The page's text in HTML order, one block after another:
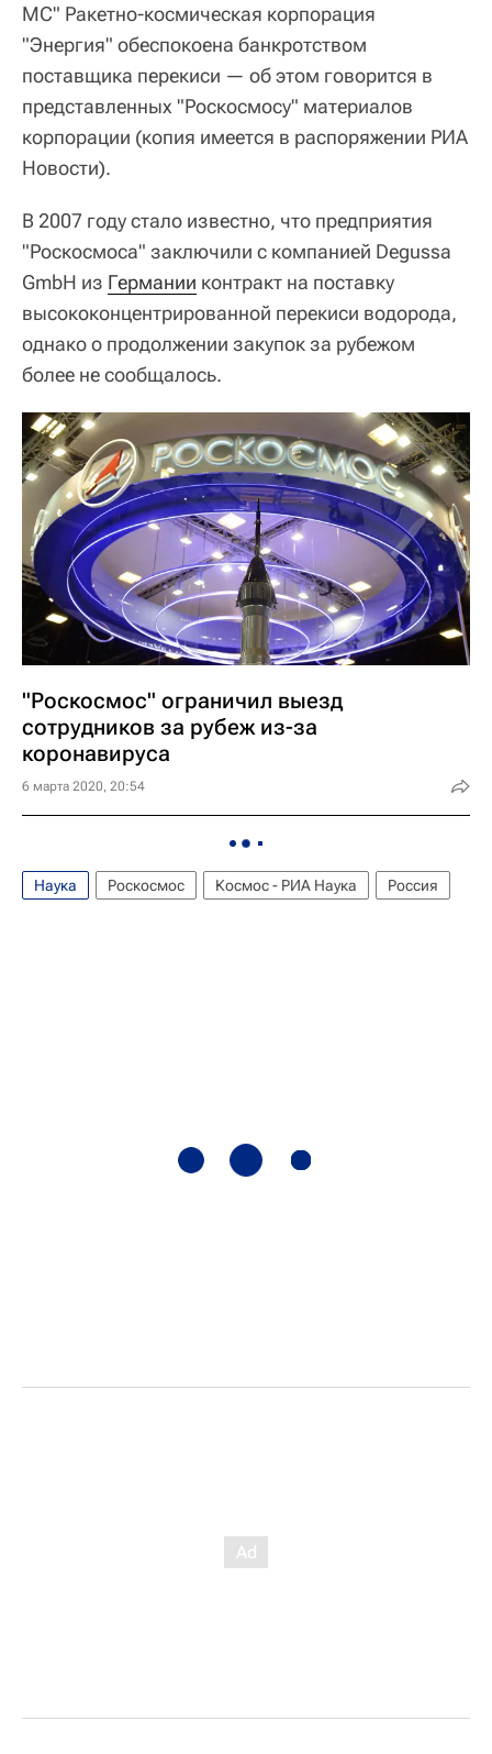
МС" Ракетно-космическая корпорация
"Энергия" обеспокоена банкротством
поставщика перекиси — об этом говорится в
представленных "Роскосмосу" материалов
корпорации (копия имеется в распоряжении РИА
Новости).
В 2007 году стало известно, что предприятия
"Роскосмоса" заключили с компанией Degussa
GmbH из Германии контракт на поставку
высококонцентрированной перекиси водорода,
однако о продолжении закупок за рубежом
более не сообщалось.
"Роскосмос" ограничил выезд
сотрудников за рубеж из-за
коронавируса
6 марта 2020, 20:54
Наука Роскосмос Космос - РИА Наука Россия